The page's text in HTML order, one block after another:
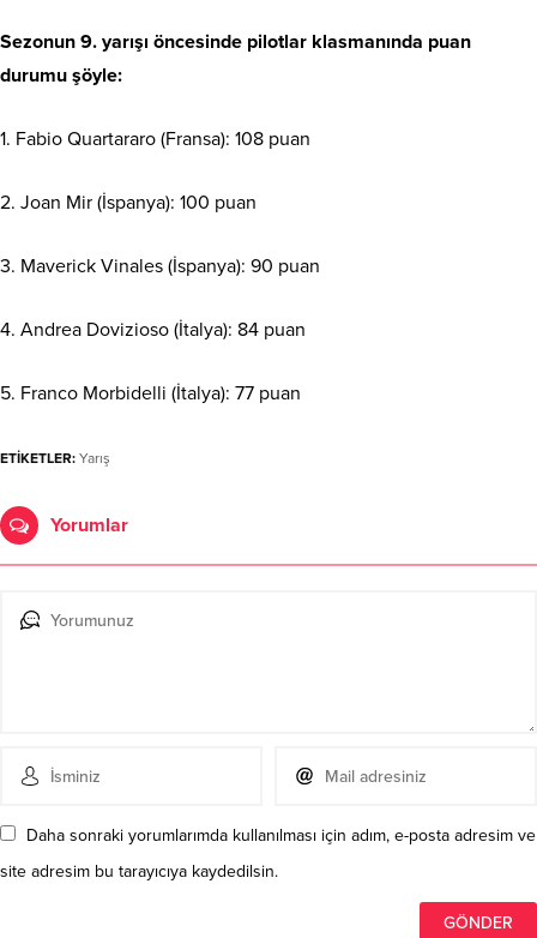
Sezonun 9. yarışı öncesinde pilotlar klasmanında puan
durumu şöyle:
1. Fabio Quartararo (Fransa): 108 puan
2. Joan Mir (İspanya): 100 puan
3. Maverick Vinales (İspanya): 90 puan
4. Andrea Dovizioso (İtalya): 84 puan
5. Franco Morbidelli (İtalya): 77 puan
ETİKETLER: Yarış
Yorumlar
Daha sonraki yorumlarımda kullanılması için adım, e-posta adresim ve
site adresim bu tarayıcıya kaydedilsin.